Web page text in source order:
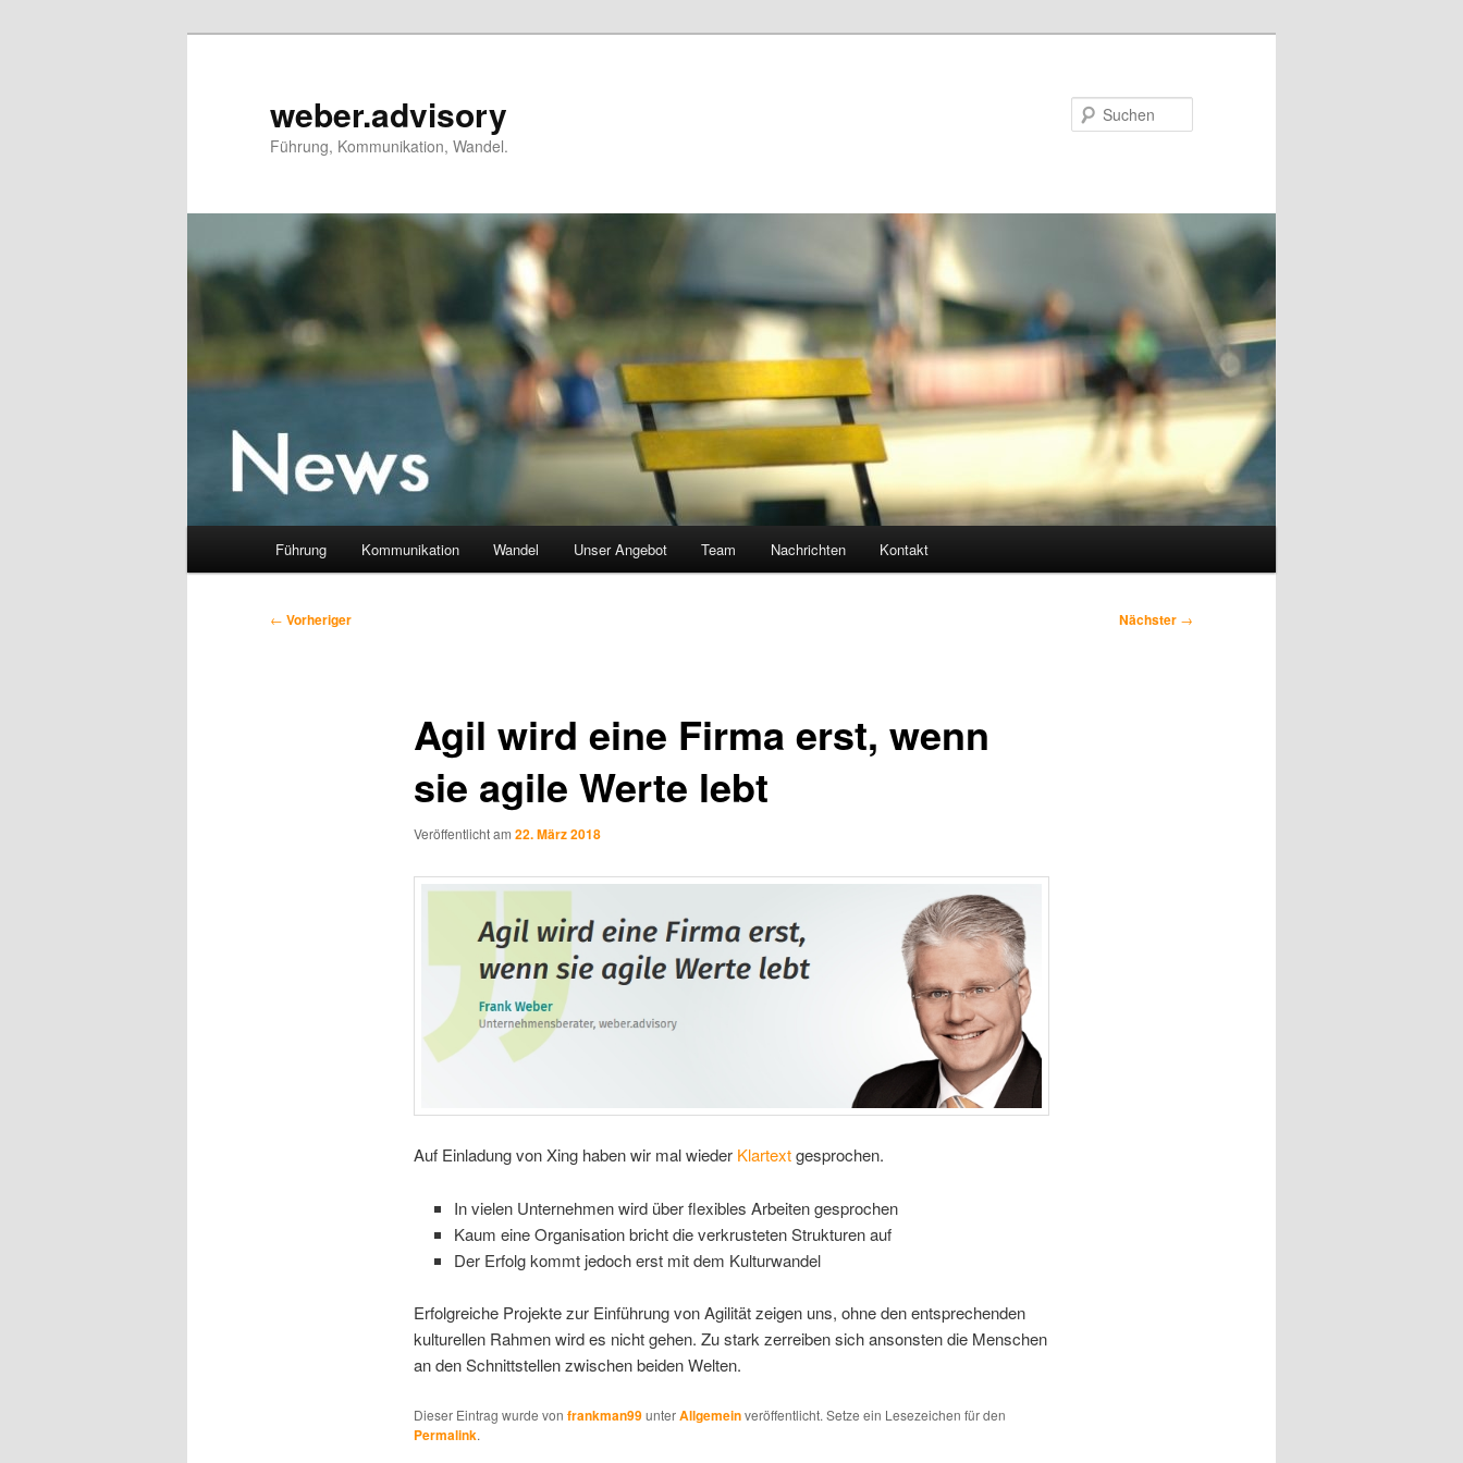
weber.advisory
Führung, Kommunikation, Wandel.
Führung Kommunikation Wandel Unser Angebot Team Nachrichten Kontakt
Beitragsnavigation
← Vorheriger Nächster →
Agil wird eine Firma erst, wenn
sie agile Werte lebt
Veröffentlicht am 22. März 2018
Auf Einladung von Xing haben wir mal wieder Klartextgesprochen.
In vielen Unternehmen wird über flexibles Arbeiten gesprochen
Kaum eine Organisation bricht die verkrusteten Strukturen auf
Der Erfolg kommt jedoch erst mit dem Kulturwandel
Erfolgreiche Projekte zur Einführung von Agilität zeigen uns, ohne den entsprechenden
kulturellen Rahmen wird es nicht gehen. Zu stark zerreiben sich ansonsten die Menschen
an den Schnittstellen zwischen beiden Welten.
Dieser Eintrag wurde von frankman99unterAllgemeinveröffentlicht. Setze ein Lesezeichen für den
Permalink.